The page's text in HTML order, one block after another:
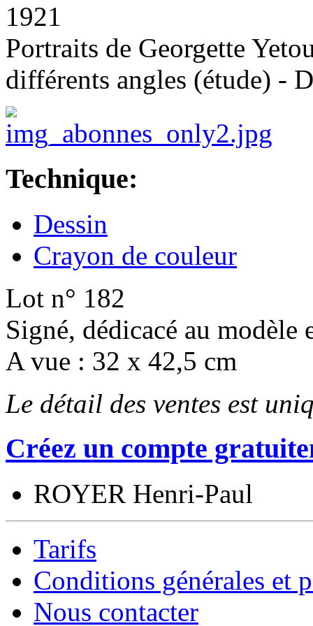
1921
Portraits de Georgette
différents angles (étude) -
Technique:
Dessin
Crayon de couleur
Lot n° 182
Signé, dédicacé au modèle
A vue : 32 x 42,5 cm
Le détail des ventes est
Créez un compte
ROYER Henri-Paul
Tarifs
Conditions générales et
Nous contacter